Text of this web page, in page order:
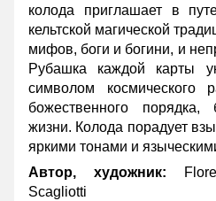
колода приглашает в
кельтской магической
мифов, боги и богини, и
Рубашка каждой карты
символом космического
божественного порядка,
жизни. Колода порадует
яркими тонами и
Автор, художник:
Scagliotti